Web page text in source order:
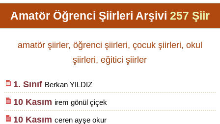
Amatör Öğrenci Şiirleri Arşivi 257 Şiir
amatör şiirler, öğrenci şiirleri, çocuk şiirleri, okul
şiirleri, eğitici şiirler
1. Sınıf Berkan YILDIZ
10 Kasım irem gönül çiçek
10 Kasım ceren ayşe okur